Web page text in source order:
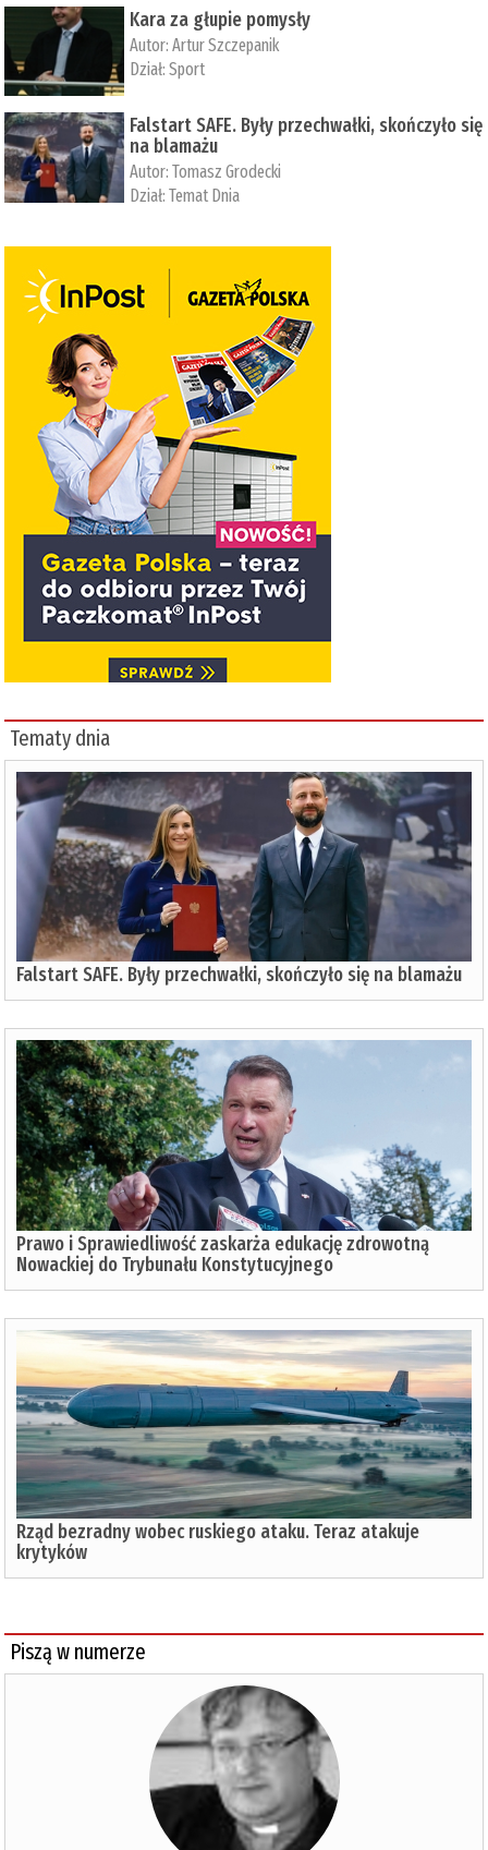
Kara za głupie pomysły
Autor:Artur Szczepanik
Dział:Sport
Falstart SAFE. Były przechwałki, skończyło się
na blamażu
Autor:Tomasz Grodecki
Dział:Temat Dnia
Tematy dnia
Falstart SAFE. Były przechwałki, skończyło się na blamażu
Prawo i Sprawiedliwość zaskarża edukację zdrowotną
Nowackiej do Trybunału Konstytucyjnego
Rząd bezradny wobec ruskiego ataku. Teraz atakuje
krytyków
Piszą w numerze